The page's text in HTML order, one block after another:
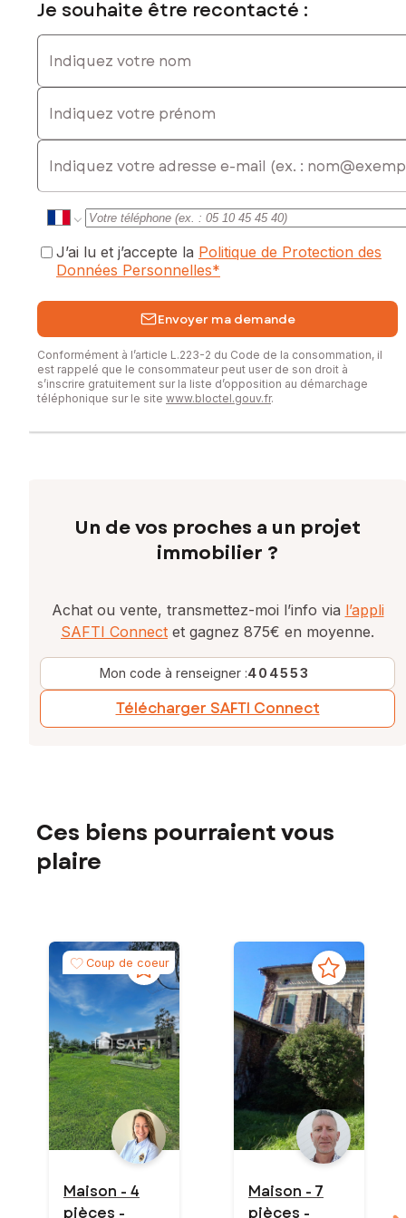
Les informations sur les risques auxquels ce bien est
www.georisques.gouv.fr
Honoraires charge vendeur
0608724462, E-mail : thomas.forsans@safti.fr - EI - Agent
commercial immatriculé au RSAC de Libourne sous le
numéro 952 370 302
Je souhaite être recontacté :
Indiquez votre nom
Indiquez votre prénom
E-mail
J’ai lu et j’accepte la Politique de Protection des
Données Personnelles*
Envoyer ma demande
Conformément à l’article L.223-2 du Code de la consommation, il
est rappelé que le consommateur peut user de son droit à
s’inscrire gratuitement sur la liste d’opposition au démarchage
téléphonique sur le site www.bloctel.gouv.fr.
Un de vos proches a un projet
immobilier ?
Achat ou vente, transmettez-moi l’info via l’appli
SAFTI Connect et gagnez 875€ en moyenne.
Mon code à renseigner :404553
Télécharger SAFTI Connect
Ces biens pourraient vous
plaire
Coup de coeur
Maison - 4
pièces -
Maison - 7
pièces -